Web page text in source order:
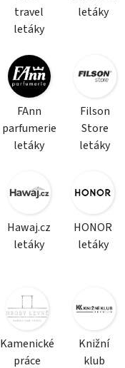
travel
letáky
letáky
FAnn
parfumerie
letáky
Filson
Store
letáky
Hawaj.cz
letáky
HONOR
letáky
Kamenické
práce
Knižní
klub